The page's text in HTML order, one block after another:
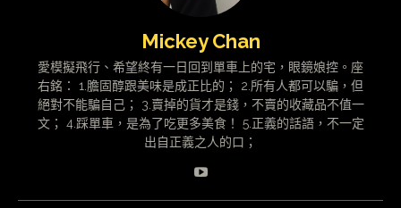
Mickey Chan
愛模擬飛行、希望終有一日回到單車上的宅，眼鏡娘控。座
右銘： 1.膽固醇跟美味是成正比的； 2.所有人都可以騙，但
絕對不能騙自己； 3.賣掉的貨才是錢，不賣的收藏品不值一
文； 4.踩單車，是為了吃更多美食！ 5.正義的話語，不一定
出自正義之人的口；